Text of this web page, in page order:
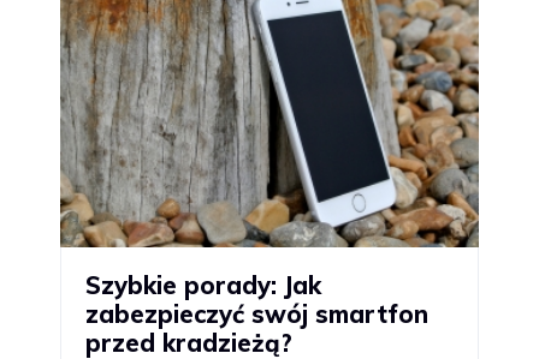
Szybkie porady: Jak
zabezpieczyć swój smartfon
przed kradzieżą?